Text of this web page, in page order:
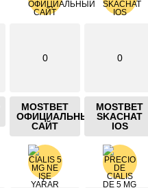
0
MOSTBET
ОФИЦИАЛЬНЫЙ
САЙТ
0
MOSTBET
SKACHAT
IOS